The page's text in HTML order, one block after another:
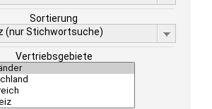
Sortierung
(nur Stichwortsuche)
Vertriebsgebiete